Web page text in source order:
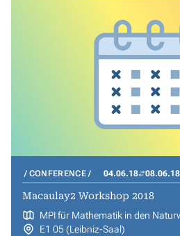
CONFERENCE 04.06.18 08.06.18
Macaulay2 Workshop 2018
MPI für Mathematik in den
E1 05 (Leibniz-Saal)